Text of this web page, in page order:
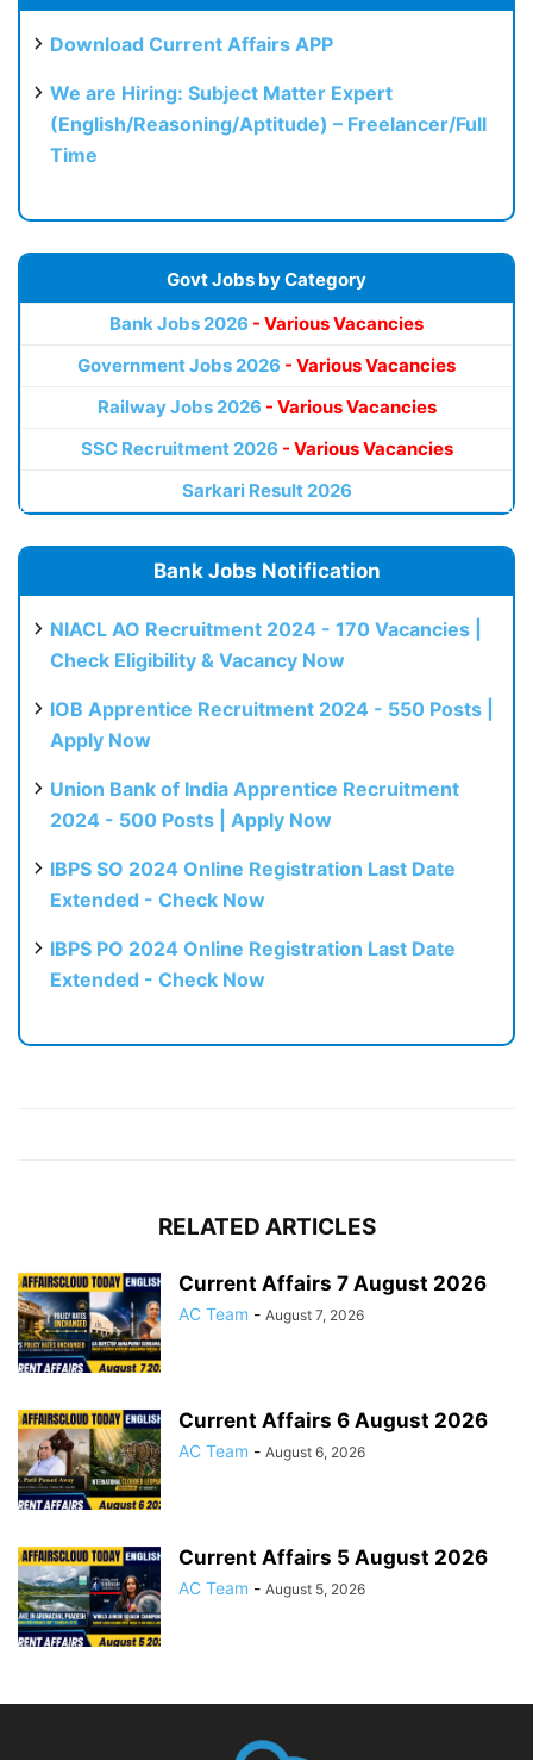
Download Current Affairs APP
We are Hiring: Subject Matter Expert
(English/Reasoning/Aptitude) – Freelancer/Full
Time
Govt Jobs by Category
Bank Jobs 2026 - Various Vacancies
Government Jobs 2026 - Various Vacancies
Railway Jobs 2026 - Various Vacancies
SSC Recruitment 2026 - Various Vacancies
Sarkari Result 2026
Bank Jobs Notification
NIACL AO Recruitment 2024 - 170 Vacancies |
Check Eligibility & Vacancy Now
IOB Apprentice Recruitment 2024 - 550 Posts |
Apply Now
Union Bank of India Apprentice Recruitment
2024 - 500 Posts | Apply Now
IBPS SO 2024 Online Registration Last Date
Extended - Check Now
IBPS PO 2024 Online Registration Last Date
Extended - Check Now
RELATED ARTICLES
Current Affairs 7 August 2026
AC Team - August 7, 2026
Current Affairs 6 August 2026
AC Team - August 6, 2026
Current Affairs 5 August 2026
AC Team - August 5, 2026